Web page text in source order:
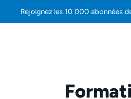
Rejoignez les 10 000 abonnées